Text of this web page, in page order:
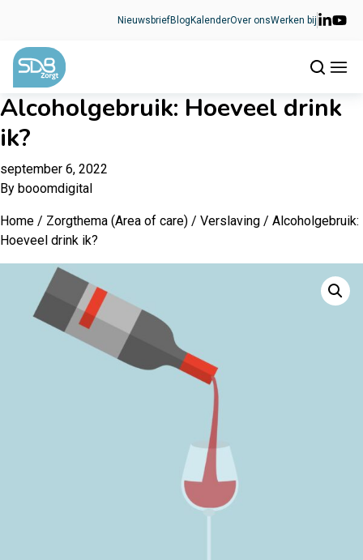
NieuwsbriefBlog KalenderOver onsWerken bij
Alcoholgebruik: Hoeveel drink
ik?
september 6, 2022
By booomdigital
Home / Zorgthema (Area of care) / Verslaving / Alcoholgebruik:
Hoeveel drink ik?